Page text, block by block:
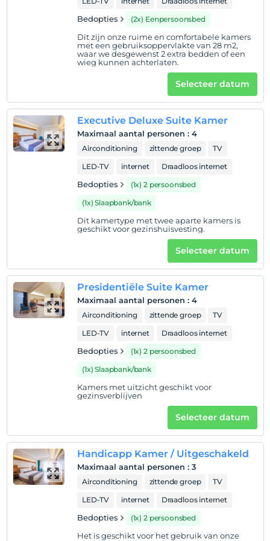
Bedopties (2x) Eenpersoonsbed
Dit zijn onze ruime en comfortabele kamers
met een gebruiksoppervlakte van 28 m2,
waar we desgewenst 2 extra bedden of een
wieg kunnen achterlaten.
Selecteer datum
Executive Deluxe Suite Kamer
Maximaal aantal personen : 4
Airconditioning zittende groep
TV
LED-TV
internet Draadloos internet
Bedopties
(1x) 2 persoonsbed
(1x) Slaapbank/bank
Dit kamertype met twee aparte kamers is
geschikt voor gezinshuisvesting.
Selecteer datum
Presidentiële Suite Kamer
Maximaal aantal personen : 4
Airconditioning zittende groep
TV
LED-TV
internet Draadloos internet
Bedopties
(1x) 2 persoonsbed
(1x) Slaapbank/bank
Kamers met uitzicht geschikt voor
gezinsverblijven
Selecteer datum
Handicapp Kamer / Uitgeschakeld
Maximaal aantal personen : 3
Airconditioning zittende groep
TV
LED-TV
internet Draadloos internet
Bedopties (1x) 2 persoonsbed
Het is geschikt voor het gebruik van onze